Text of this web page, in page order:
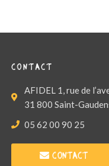
CONTACT
AFIDEL 1, rue de
31 800 Saint-
05 62 00 90 25
Contact